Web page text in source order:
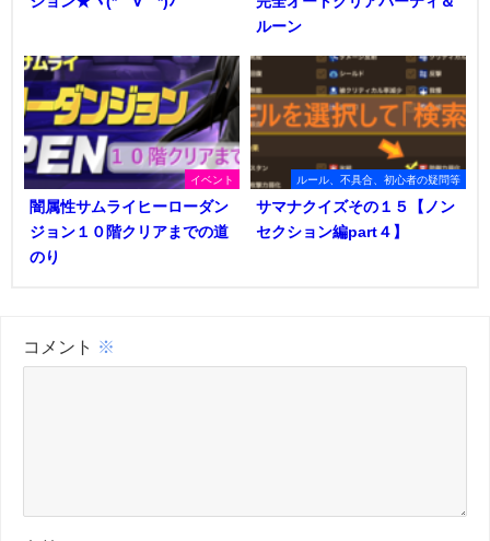
ルーン
イベント
闇属性サムライヒーローダン
ジョン１０階クリアまでの道
のり
ルール、不具合、初心者の疑問等
サマナクイズその１５【ノン
セクション編part４】
コメント ※